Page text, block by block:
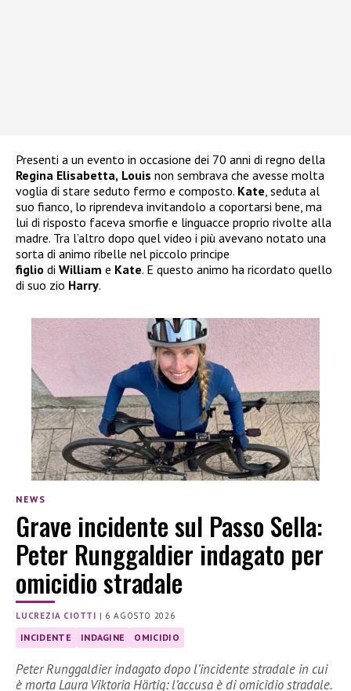
Presenti a un evento in occasione dei 70 anni di regno della
Regina Elisabetta, Louis non sembrava che avesse molta
voglia di stare seduto fermo e composto. Kate , seduta al
suo fianco, lo riprendeva invitandolo a coportarsi bene, ma
lui di risposto faceva smorfie e linguacce proprio rivolte alla
madre. Tra l’altro dopo quel video i più avevano notato una
sorta di animo ribelle nel piccolo principe
figlio di William e Kate. E questo animo ha ricordato quello
di suo zio Harry.
NEWS
Grave incidente sul Passo Sella:
Peter Runggaldier indagato per
omicidio stradale
LUCREZIA CIOTTI | 6 AGOSTO 2026
INCIDENTE INDAGINE OMICIDIO
Peter Runggaldier indagato dopo l’incidente stradale in cui
è morta Laura Viktoria Härtig: l’accusa è di omicidio stradale.